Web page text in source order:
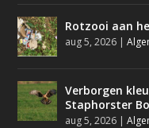
Rotzooi aan
aug 5, 2026 |
Verborgen
Staphorster
aug 5, 2026 |